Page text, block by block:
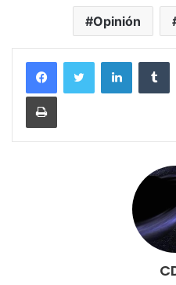
Opinión
LinkedIn
Imprimir